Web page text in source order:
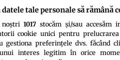
datele tale personale să rămână
1017stocăm și/sau accesăm
cookie unici pentru
gestiona preferințele dvs. făcând
interes legitim în orice